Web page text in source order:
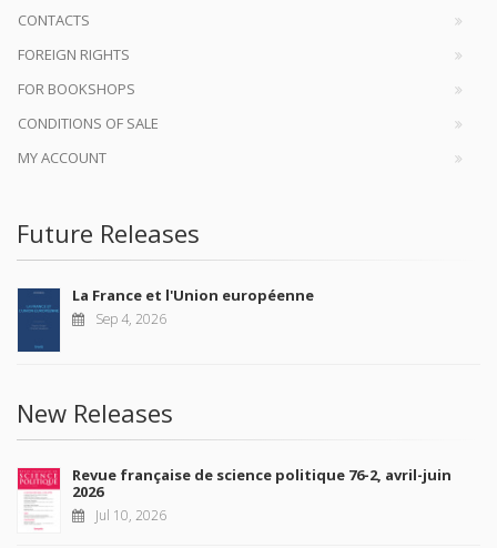
CONTACTS
FOREIGN RIGHTS
FOR BOOKSHOPS
CONDITIONS OF SALE
MY ACCOUNT
Future Releases
La France et l'Union européenne
Sep 4, 2026
New Releases
Revue française de science politique 76-2, avril-juin
2026
Jul 10, 2026